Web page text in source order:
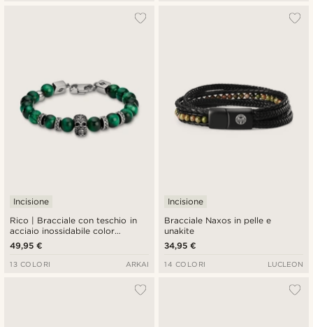
Rico | Bracciale con teschio in
acciaio inossidabile color
argento e pietra occhio di tigre
verde
Incisione
49,95 €
13 COLORI ARKAI
Bracciale Naxos in pelle e
unakite
Incisione
34,95 €
14 COLORI LUCLEON